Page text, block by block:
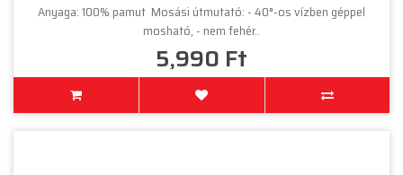
Anyaga: 100% pamut Mosási útmutató: - 40°-os vízben géppel
mosható, - nem fehér..
5,990 Ft